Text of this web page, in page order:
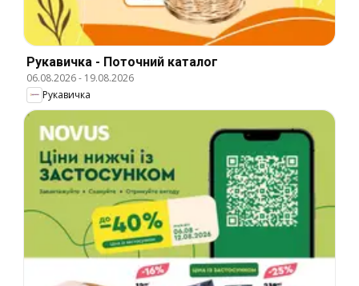
Рукавичка - Поточний каталог
06.08.2026- 19.08.2026
Рукавичка